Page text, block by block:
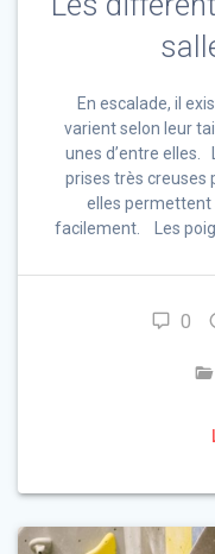
En escalade, il
varient selon leur
unes d’entre elles.
prises très creuses
elles permettent
facilement. Les
0